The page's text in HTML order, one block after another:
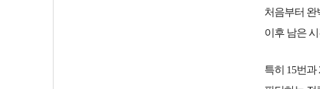
처음부터
이후 남은
특히 15번과